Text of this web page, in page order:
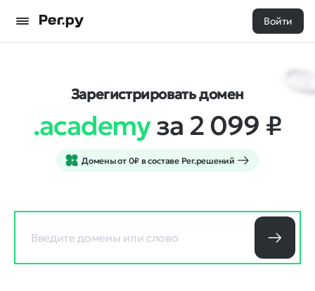
Войти
Зарегистрировать домен
.academyза 2 099 ₽
Домены от 0₽ в составе Рег.решений